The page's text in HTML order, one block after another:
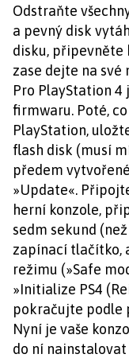
Odstraňte
a pevný disk
disku, připevněte
zase dejte na své
Pro PlayStation
firmwaru. Poté,
PlayStation,
flash disk (musí
předem
»Update«.
herní konzole,
sedm sekund
zapínací tlačítko,
režimu (»Safe
»Initialize PS4
pokračujte podle
Nyní je vaše
do ní nainstalovat